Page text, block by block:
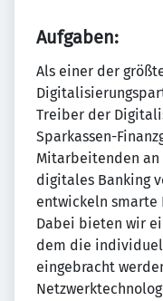
Aufgaben:
Als einer der
Treiber der
Sparkassen-
Mitarbeitenden an
digitales Banking
entwickeln smarte
Dabei bieten wir
dem die
eingebracht